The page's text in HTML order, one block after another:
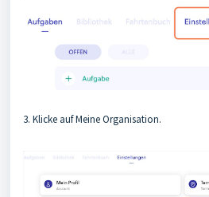
3. Klicke auf Meine Organisation.